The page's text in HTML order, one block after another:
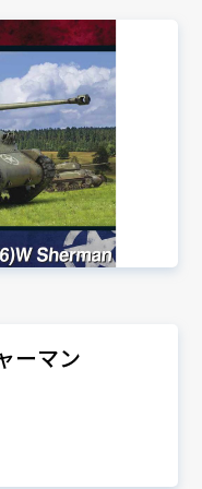
ーマン